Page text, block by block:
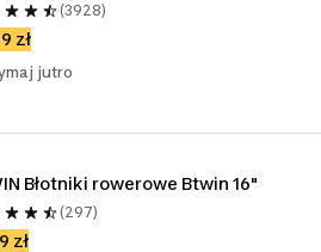
(3928)
zł
jutro
Błotniki rowerowe Btwin 16"
(297)
zł